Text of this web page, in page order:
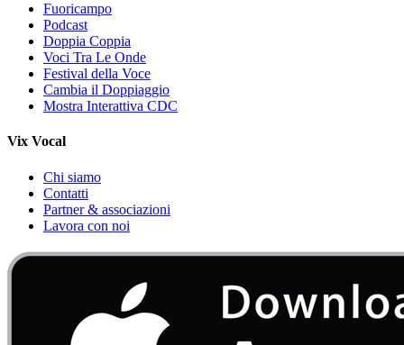
Fuoricampo
Podcast
Doppia Coppia
Voci Tra Le Onde
Festival della Voce
Cambia il Doppiaggio
Mostra Interattiva CDC
Vix Vocal
Chi siamo
Contatti
Partner & associazioni
Lavora con noi